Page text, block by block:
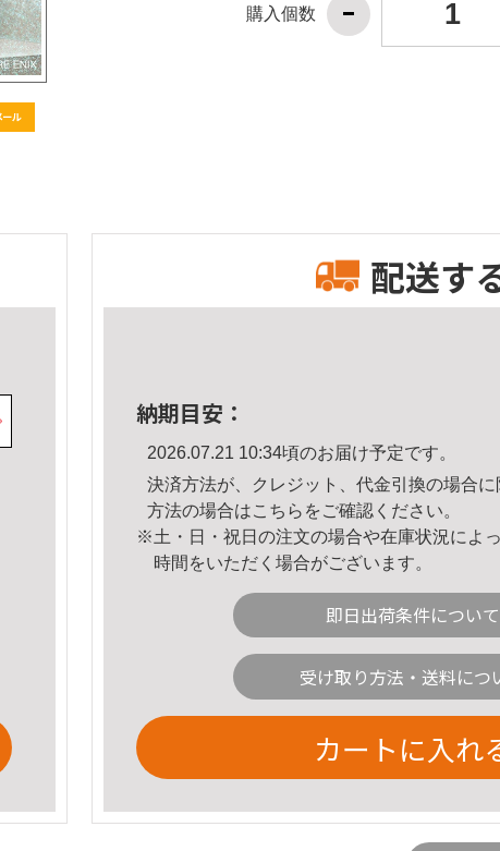
購入個数
配送す
納期目安：
2026.07.21 10:34頃のお届け予定です。
決済方法が、クレジット、代金引換の場合
方法の場合はこちら をご確認ください。
※土・日・祝日の注文の場合や在庫状況によ
時間をいただく場合がございます。
即日出荷条件について
受け取り方法・送料につ
カートに入れ